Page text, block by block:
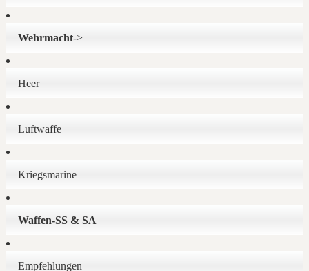
Wehrmacht->
Heer
Luftwaffe
Kriegsmarine
Waffen-SS & SA
Empfehlungen